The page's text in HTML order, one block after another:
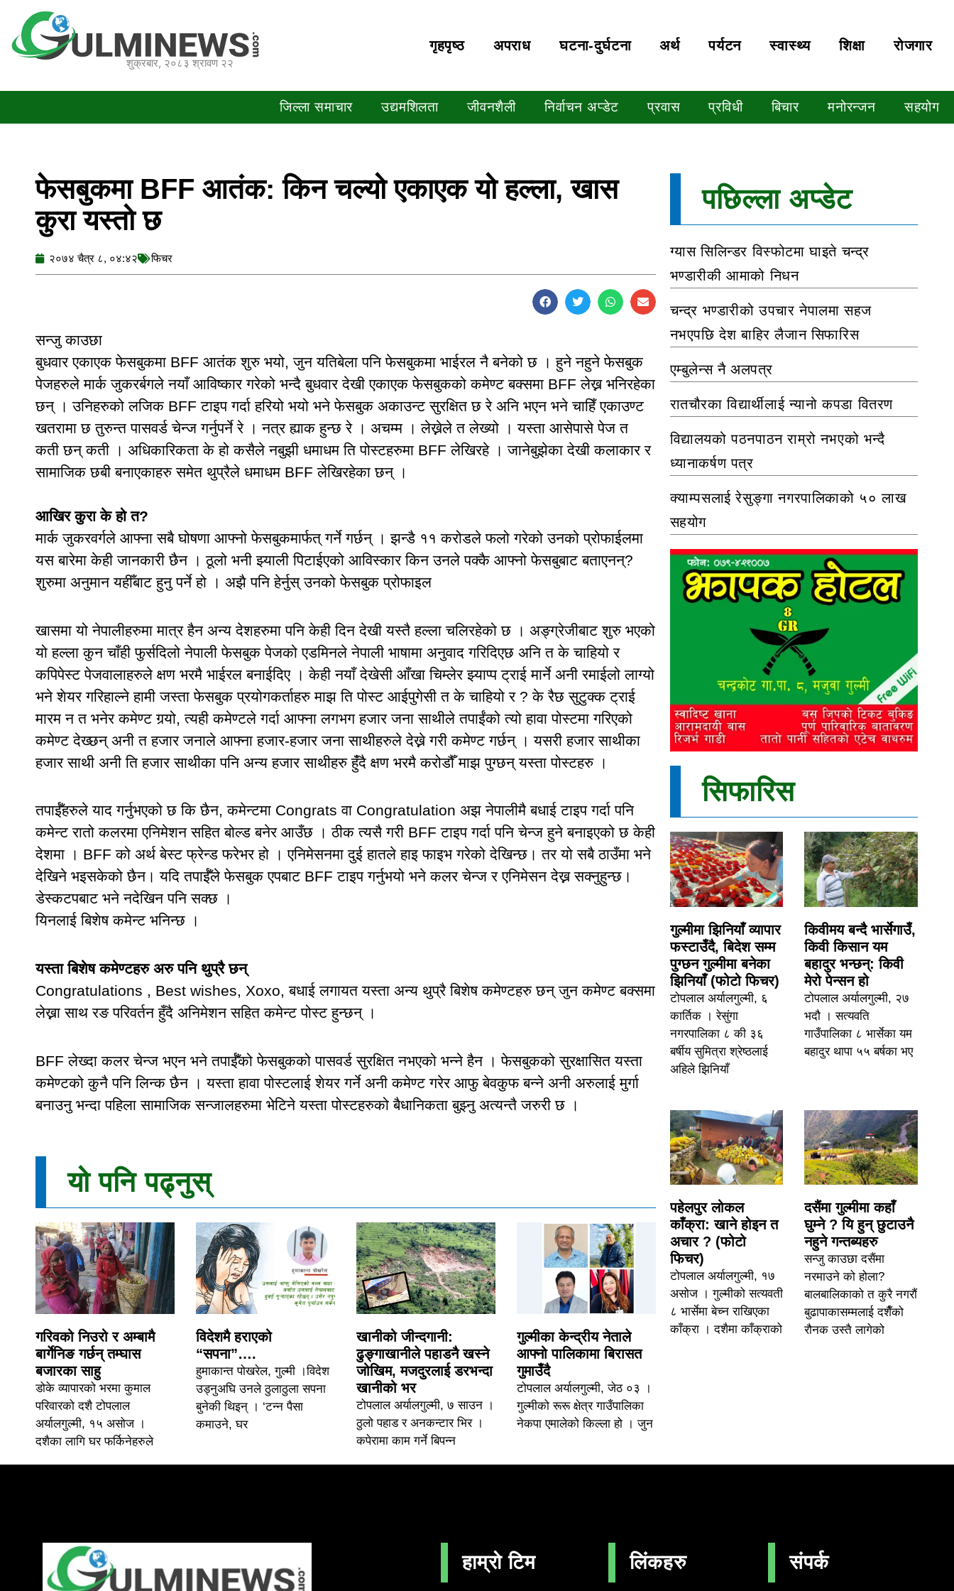
content
शुक्रबार, २०८३ श्रावण २२
गृहपृष्‍ठ अपराध घटना-दुर्घटना अर्थ पर्यटन स्वास्थ्य शिक्षा रोजगार
जिल्ला समाचार उद्यमशिलता जीवनशैली निर्वाचन अप्डेट प्रवास प्रविधी बिचार मनोरन्जन सहयोग
फेसबुकमा BFF आतंक: किन चल्यो एकाएक यो हल्ला, खास
कुरा यस्तो छ
२०७४ चैत्र ८, ०४:४२ फिचर
सन्जु काउछा
बुधवार एकाएक फेसबुकमा BFF आतंक शुरु भयो, जुन यतिबेला पनि फेसबुकमा भाईरल नै बनेको छ । हुने नहुने फेसबुक
पेजहरुले मार्क जुकरर्बगले नयाँ आविष्कार गरेको भन्दै बुधवार देखी एकाएक फेसबुकको कमेण्ट बक्समा BFF लेख्न भनिरहेका
छन् । उनिहरुको लजिक BFF टाइप गर्दा हरियो भयो भने फेसबुक अकाउन्ट सुरक्षित छ रे अनि भएन भने चाहिँ एकाउण्ट
खतरामा छ तुरुन्त पासवर्ड चेन्ज गर्नुपर्ने रे । नत्र ह्याक हुन्छ रे । अचम्म । लेख्नेले त लेख्यो । यस्ता आसेपासे पेज त
कती छन् कती । अधिकारिकता के हो कसैले नबुझी धमाधम ति पोस्टहरुमा BFF लेखिरहे । जानेबुझेका देखी कलाकार र
सामाजिक छबी बनाएकाहरु समेत थुप्रैले धमाधम BFF लेखिरहेका छन् ।
आखिर कुरा के हो त?
मार्क जुकरवर्गले आफ्ना सबै घोषणा आफ्नो फेसबुकमार्फत् गर्ने गर्छन् । झन्डै ११ करोडले फलो गरेको उनको प्रोफाईलमा
यस बारेमा केही जानकारी छैन । ठूलो भनी झ्याली पिटाईएको आविस्कार किन उनले पक्कै आफ्नो फेसबुबाट बताएनन्?
शुरुमा अनुमान यहीँबाट हुनु पर्ने हो । अझै पनि हेर्नुस् उनको फेसबुक प्रोफाइल
खासमा यो नेपालीहरुमा मात्र हैन अन्य देशहरुमा पनि केही दिन देखी यस्तै हल्ला चलिरहेको छ । अङ्ग्रेजीबाट शुरु भएको
यो हल्ला कुन चाँही फुर्सदिलो नेपाली फेसबुक पेजको एडमिनले नेपाली भाषामा अनुवाद गरिदिएछ अनि त के चाहियो र
कपिपेस्ट पेजवालाहरुले क्षण भरमै भाईरल बनाईदिए । केही नयाँ देखेसी आँखा चिम्लेर झ्याप्प ट्राई मार्ने अनी रमाईलो लाग्यो
भने शेयर गरिहाल्ने हामी जस्ता फेसबुक प्रयोगकर्ताहरु माझ ति पोस्ट आईपुगेसी त के चाहियो र ? के रैछ सुटुक्क ट्राई
मारम न त भनेर कमेण्ट गर्‍यो, त्यही कमेण्टले गर्दा आफ्ना लगभग हजार जना साथीले तपाईंको त्यो हावा पोस्टमा गरिएको
कमेण्ट देख्छन् अनी त हजार जनाले आफ्ना हजार-हजार जना साथीहरुले देख्ने गरी कमेण्ट गर्छन् । यसरी हजार साथीका
हजार साथी अनी ति हजार साथीका पनि अन्य हजार साथीहरु हुंँदै क्षण भरमै करोडौँ माझ पुग्छन् यस्ता पोस्टहरु ।
तपाईँहरुले याद गर्नुभएको छ कि छैन, कमेन्टमा Congrats वा Congratulation अझ नेपालीमै बधाई टाइप गर्दा पनि
कमेन्ट रातो कलरमा एनिमेशन सहित बोल्ड बनेर आउँछ । ठीक त्यसै गरी BFF टाइप गर्दा पनि चेन्ज हुने बनाइएको छ केही
देशमा । BFF को अर्थ बेस्ट फ्रेन्ड फरेभर हो । एनिमेसनमा दुई हातले हाइ फाइभ गरेको देखिन्छ। तर यो सबै ठाउँमा भने
देखिने भइसकेको छैन। यदि तपाईँले फेसबुक एपबाट BFF टाइप गर्नुभयो भने कलर चेन्ज र एनिमेसन देख्न सक्नुहुन्छ।
डेस्कटपबाट भने नदेखिन पनि सक्छ ।
यिनलाई बिशेष कमेन्ट भनिन्छ ।
यस्ता बिशेष कमेण्टहरु अरु पनि थुप्रै छन्
Congratulations , Best wishes, Xoxo, बधाई लगायत यस्ता अन्य थुप्रै बिशेष कमेण्टहरु छन् जुन कमेण्ट बक्समा
लेख्ना साथ रङ परिवर्तन हुँदै अनिमेशन सहित कमेन्ट पोस्ट हुन्छन् ।
BFF लेख्दा कलर चेन्ज भएन भने तपाईँको फेसबुकको पासवर्ड सुरक्षित नभएको भन्ने हैन । फेसबुकको सुरक्षासित यस्ता
कमेण्टको कुनै पनि लिन्क छैन । यस्ता हावा पोस्टलाई शेयर गर्ने अनी कमेण्ट गरेर आफु बेवकुफ बन्ने अनी अरुलाई मुर्गा
बनाउनु भन्दा पहिला सामाजिक सन्जालहरुमा भेटिने यस्ता पोस्टहरुको बैधानिकता बुझ्नु अत्यन्तै जरुरी छ ।
यो पनि पढ्नुस्
गरिवको निउरो र अम्बामै
बार्गेनिङ गर्छन् तम्घास
बजारका साहु
डोके व्यापारको भरमा कुमाल
परिवारको दशै टोपलाल
अर्यालगुल्मी, १५ असोज ।
दशैका लागि घर फर्किनेहरुले
विदेशमै हराएको
“सपना”….
हुमाकान्त पोखरेल, गुल्मी ।विदेश
उड्नुअघि उनले ठुलाठुला सपना
बुनेकी थिइन् । ‘टन्न पैसा
कमाउने, घर
खानीको जीन्दगानी:
ढुङ्गाखानीले पहाडनै खस्ने
जोखिम, मजदुरलाई डरभन्दा
खानीको भर
टोपलाल अर्यालगुल्मी, ७ साउन ।
ठुलो पहाड र अनकन्टार भिर ।
कपेरामा काम गर्ने बिपन्न
गुल्मीका केन्द्रीय नेताले
आफ्नो पालिकामा बिरासत
गुमाउँदै
टोपलाल अर्यालगुल्मी, जेठ ०३ ।
गुल्मीको रूरू क्षेत्र गाउँपालिका
नेकपा एमालेको किल्ला हो । जुन
पछिल्ला अप्डेट
ग्यास सिलिन्डर विस्फोटमा घाइते चन्द्र
भण्डारीकी आमाको निधन
चन्द्र भण्डारीको उपचार नेपालमा सहज
नभएपछि देश बाहिर लैजान सिफारिस
एम्बुलेन्स नै अलपत्र
रातचौरका विद्यार्थीलाई न्यानो कपडा वितरण
विद्यालयको पठनपाठन राम्रो नभएको भन्दै
ध्यानाकर्षण पत्र
क्याम्पसलाई रेसुङ्गा नगरपालिकाको ५० लाख
सहयोग
सिफारिस
गुल्मीमा झिनियाँ व्यापार
फस्टाउँदै, बिदेश सम्म
पुग्छन गुल्मीमा बनेका
झिनियाँ (फोटो फिचर)
टोपलाल अर्यालगुल्मी, ६
कार्तिक । रेसुंगा
नगरपालिका ८ की ३६
बर्षीय सुमित्रा श्रेष्ठलाई
अहिले झिनियाँ
किवीमय बन्दै भार्सेगाउँ,
किवी किसान यम
बहादुर भन्छन्: किवी
मेरो पेन्सन हो
टोपलाल अर्यालगुल्मी, २७
भदौ । सत्यवति
गाउँपालिका ८ भार्सेका यम
बहादुर थापा ५५ बर्षका भए
पहेलपुर लोकल
काँक्रा: खाने होइन त
अचार ? (फोटो
फिचर)
टोपलाल अर्यालगुल्मी, १७
असोज । गुल्मीको सत्यवती
८ भार्सेमा बेच्न राखिएका
काँक्रा । दशैमा काँक्राको
दसैंमा गुल्मीमा कहाँ
घुम्ने ? यि हुन् छुटाउनै
नहुने गन्तब्यहरु
सन्जु काउछा दसैंमा
नरमाउने को होला?
बालबालिकाको त कुरै नगरौं
बुढापाकासम्मलाई दशैँको
रौनक उस्तै लागेको
हाम्रो टिम लिंकहरु संपर्क